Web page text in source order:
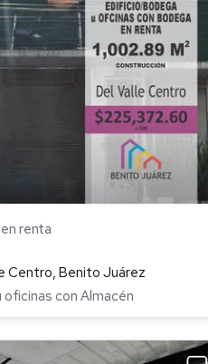
en renta
Centro, Benito Juárez
con Almacén